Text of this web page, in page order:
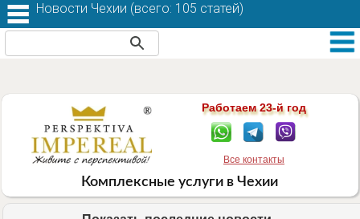
Работаем 23-й год
Все контакты
Комплексные услуги в Чехии
Новости Чехии (всего: 105 статей)